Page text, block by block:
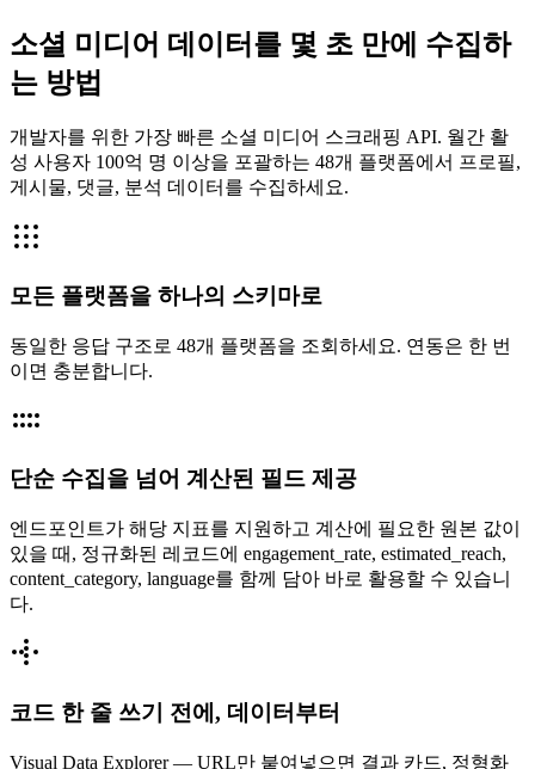
소셜 미디어 데이터를 몇 초 만에 수집하
는 방법
개발자를 위한 가장 빠른 소셜 미디어 스크래핑 API. 월간 활
성 사용자 100억 명 이상을 포괄하는 48개 플랫폼에서 프로필,
게시물, 댓글, 분석 데이터를 수집하세요.
모든 플랫폼을 하나의 스키마로
동일한 응답 구조로 48개 플랫폼을 조회하세요. 연동은 한 번
이면 충분합니다.
단순 수집을 넘어 계산된 필드 제공
엔드포인트가 해당 지표를 지원하고 계산에 필요한 원본 값이
있을 때, 정규화된 레코드에 engagement_rate, estimated_reach,
content_category, language를 함께 담아 바로 활용할 수 있습니
다.
코드 한 줄 쓰기 전에, 데이터부터
Visual Data Explorer — URL만 붙여넣으면 결과 카드, 정형화